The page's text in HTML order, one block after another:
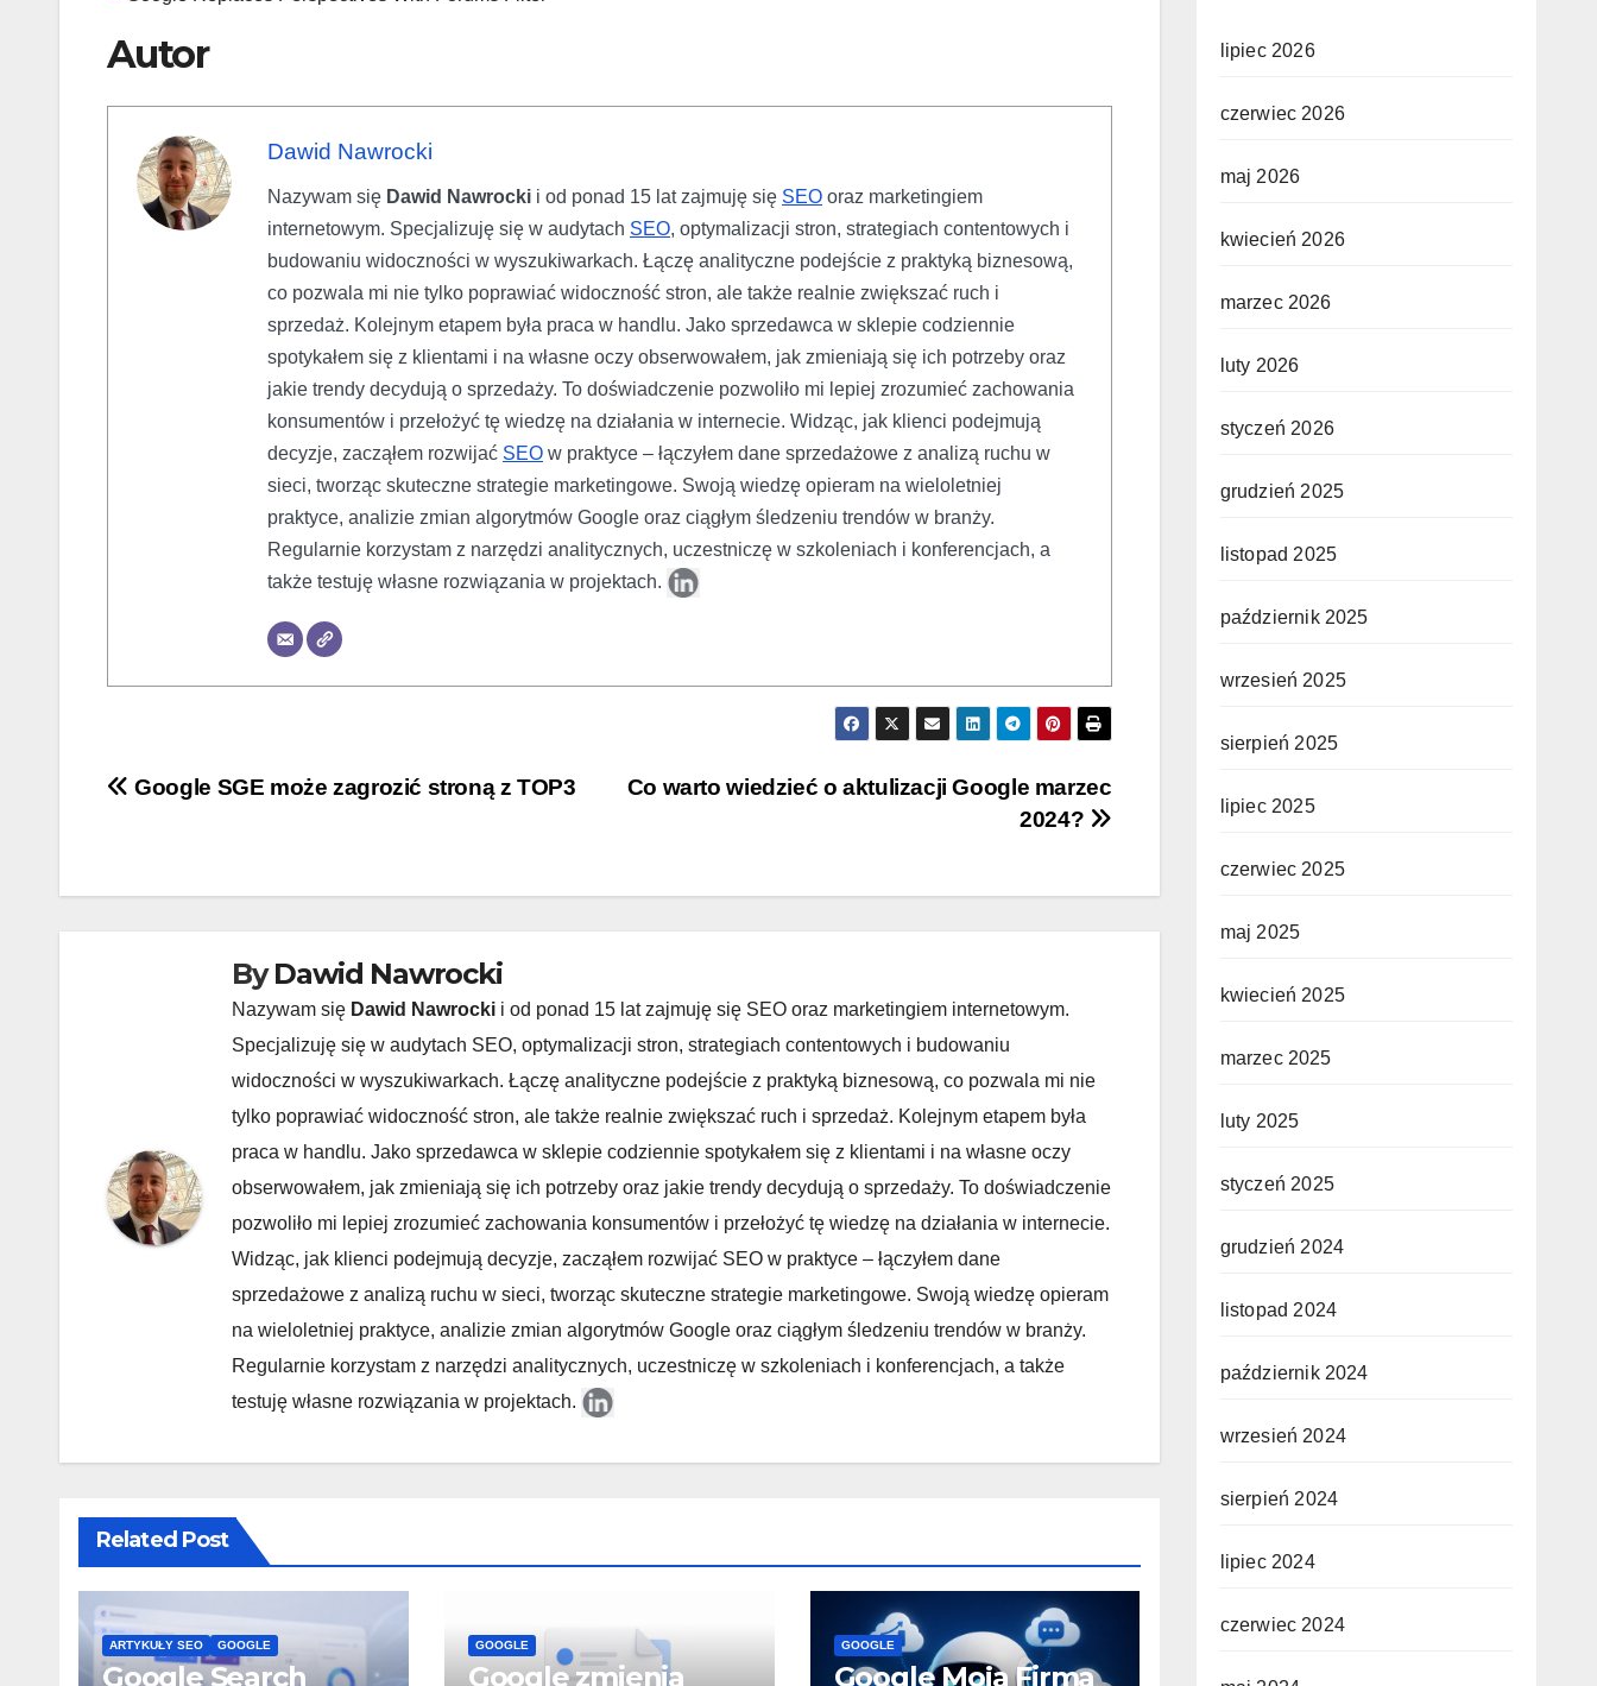
Autor
Dawid Nawrocki
Nazywam się Dawid Nawrocki i od ponad 15 lat zajmuję się SEO oraz marketingiem
internetowym. Specjalizuję się w audytach SEO, optymalizacji stron, strategiach contentowych i
budowaniu widoczności w wyszukiwarkach. Łączę analityczne podejście z praktyką biznesową,
co pozwala mi nie tylko poprawiać widoczność stron, ale także realnie zwiększać ruch i
sprzedaż. Kolejnym etapem była praca w handlu. Jako sprzedawca w sklepie codziennie
spotykałem się z klientami i na własne oczy obserwowałem, jak zmieniają się ich potrzeby oraz
jakie trendy decydują o sprzedaży. To doświadczenie pozwoliło mi lepiej zrozumieć zachowania
konsumentów i przełożyć tę wiedzę na działania w internecie. Widząc, jak klienci podejmują
decyzje, zacząłem rozwijać SEO w praktyce – łączyłem dane sprzedażowe z analizą ruchu w
sieci, tworząc skuteczne strategie marketingowe. Swoją wiedzę opieram na wieloletniej
praktyce, analizie zmian algorytmów Google oraz ciągłym śledzeniu trendów w branży.
Regularnie korzystam z narzędzi analitycznych, uczestniczę w szkoleniach i konferencjach, a
także testuję własne rozwiązania w projektach.
Nawigacja
Co warto wiedzieć o aktulizacji Google marzec
2024?
Google SGE może zagrozić stroną z TOP3
ByDawid Nawrocki
Nazywam się Dawid Nawrocki i od ponad 15 lat zajmuję się SEO oraz marketingiem internetowym.
Specjalizuję się w audytach SEO, optymalizacji stron, strategiach contentowych i budowaniu
widoczności w wyszukiwarkach. Łączę analityczne podejście z praktyką biznesową, co pozwala mi nie
tylko poprawiać widoczność stron, ale także realnie zwiększać ruch i sprzedaż. Kolejnym etapem była
praca w handlu. Jako sprzedawca w sklepie codziennie spotykałem się z klientami i na własne oczy
obserwowałem, jak zmieniają się ich potrzeby oraz jakie trendy decydują o sprzedaży. To doświadczenie
pozwoliło mi lepiej zrozumieć zachowania konsumentów i przełożyć tę wiedzę na działania w internecie.
Widząc, jak klienci podejmują decyzje, zacząłem rozwijać SEO w praktyce – łączyłem dane
sprzedażowe z analizą ruchu w sieci, tworząc skuteczne strategie marketingowe. Swoją wiedzę opieram
na wieloletniej praktyce, analizie zmian algorytmów Google oraz ciągłym śledzeniu trendów w branży.
Regularnie korzystam z narzędzi analitycznych, uczestniczę w szkoleniach i konferencjach, a także
testuję własne rozwiązania w projektach.
Related Post
ARTYKUŁY SEO GOOGLE
Google Search
GOOGLE
Google zmienia
GOOGLE
Google Moja Firma
lipiec 2026
czerwiec 2026
maj 2026
kwiecień 2026
marzec 2026
luty 2026
styczeń 2026
grudzień 2025
listopad 2025
październik 2025
wrzesień 2025
sierpień 2025
lipiec 2025
czerwiec 2025
maj 2025
kwiecień 2025
marzec 2025
luty 2025
styczeń 2025
grudzień 2024
listopad 2024
październik 2024
wrzesień 2024
sierpień 2024
lipiec 2024
czerwiec 2024